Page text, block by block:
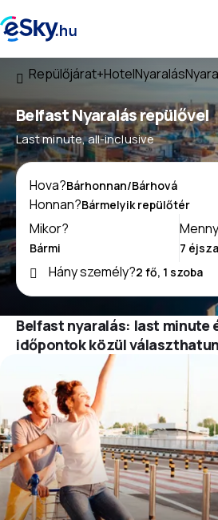
Repülőjárat+HotelNyaralás
Belfast Nyaralás repülővel
Last minute, all-inclusive
Hova?
Honnan?
Mikor?
Hány személy?
Belfast nyaralás: last minute
időpontok közül